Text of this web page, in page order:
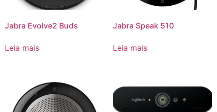
Jabra Evolve2 Buds
Leia mais
Jabra Speak 510
Leia mais